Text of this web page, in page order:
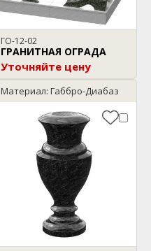
ГО-12-02
ГРАНИТНАЯ ОГРАДА
Уточняйте цену
Материал: Габбро-Диабаз